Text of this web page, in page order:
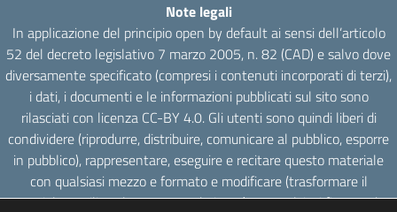
Note legali
In applicazione del principio open by default ai sensi dell’articolo
52 del decreto legislativo 7 marzo 2005, n. 82 (CAD) e salvo dove
diversamente specificato (compresi i contenuti incorporati di terzi),
i dati, i documenti e le informazioni pubblicati sul sito sono
rilasciati con licenza CC-BY 4.0. Gli utenti sono quindi liberi di
condividere (riprodurre, distribuire, comunicare al pubblico, esporre
in pubblico), rappresentare, eseguire e recitare questo materiale
con qualsiasi mezzo e formato e modificare (trasformare il
materiale e utilizzarlo per opere derivate) per qualsiasi fine, anche